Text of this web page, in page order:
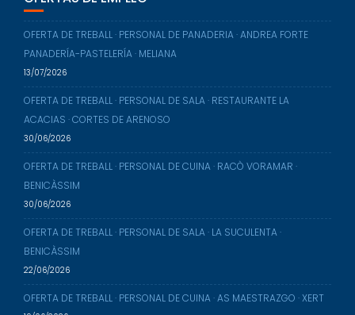
OFERTA DE TREBALL · PERSONAL DE PANADERIA · ANDREA FORTE
PANADERÍA-PASTELERÍA · MELIANA
13/07/2026
OFERTA DE TREBALL · PERSONAL DE SALA · RESTAURANTE LA
ACACIAS · CORTES DE ARENOSO
30/06/2026
OFERTA DE TREBALL · PERSONAL DE CUINA · RACÒ VORAMAR ·
BENICÀSSIM
30/06/2026
OFERTA DE TREBALL · PERSONAL DE SALA · LA SUCULENTA ·
BENICÀSSIM
22/06/2026
OFERTA DE TREBALL · PERSONAL DE CUINA · AS MAESTRAZGO · XERT